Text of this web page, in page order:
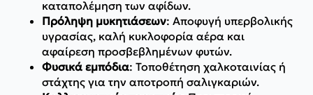
καταπολέμηση των αφίδων.
Πρόληψη μυκητιάσεων: Αποφυγή υπερβολικής
υγρασίας, καλή κυκλοφορία αέρα και
αφαίρεση προσβεβλημένων φυτών.
Φυσικά εμπόδια: Τοποθέτηση χαλκοταινίας ή
στάχτης για την αποτροπή σαλιγκαριών.